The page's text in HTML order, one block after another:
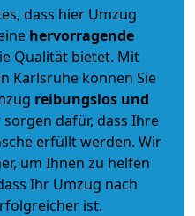
dass hier Umzug
hervorragende
Qualität bietet. Mit
Karlsruhe können Sie
reibungslos und
dafür, dass Ihre
erfüllt werden. Wir
um Ihnen zu helfen
Ihr Umzug nach
ist.